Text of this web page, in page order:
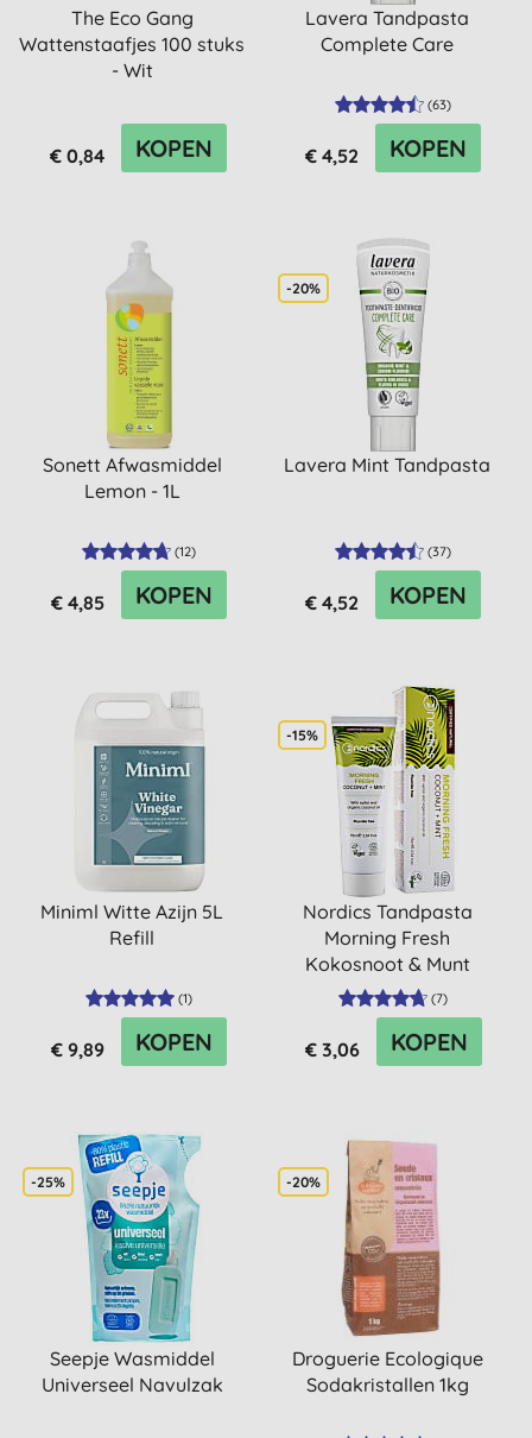
The Eco Gang
Wattenstaafjes 100 stuks
- Wit
€ 0,84 KOPEN
Lavera Tandpasta
Complete Care
(63)
€ 4,52 KOPEN
Sonett Afwasmiddel
Lemon - 1L
(12)
€ 4,85 KOPEN
-20%
Lavera Mint Tandpasta
(37)
€ 4,52 KOPEN
Miniml Witte Azijn 5L
Refill
(1)
€ 9,89 KOPEN
-15%
Nordics Tandpasta
Morning Fresh
Kokosnoot & Munt
(7)
€ 3,06 KOPEN
-25%
Seepje Wasmiddel
Universeel Navulzak
-20%
Droguerie Ecologique
Sodakristallen 1kg